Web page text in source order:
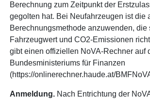
Berechnung zum Zeitpunkt der
gegolten hat. Bei Neufahrzeugen ist die
Berechnungsmethode anzuwenden, die
Fahrzeugwert und CO2-Emissionen
gibt einen offiziellen NoVA-Rechner auf
Bundesministeriums für Finanzen
(https://onlinerechner.haude.at/
Anmeldung. Nach Entrichtung der